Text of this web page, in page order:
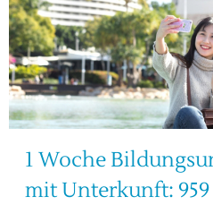
1 Woche
mit Unterkunft: